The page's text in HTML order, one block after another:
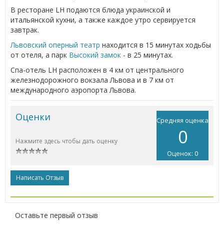
В ресторане LH подаются блюда украинской и
итальянской кухни, а также каждое утро сервируется
завтрак.
Львовский оперный театр находится в 15 минутах ходьбы
от отеля, а парк Высокий замок - в 25 минутах.
Спа-отель LH расположен в 4 км от центрального
железнодорожного вокзала Львова и в 7 км от
международного аэропорта Львова.
Средняя оценка
0
Оценок: 0
Оценки
Нажмите здесь чтобы дать оценку
Написать Отзыв
Оставьте первый отзыв